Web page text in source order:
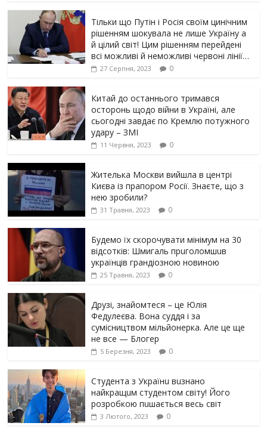
Тільки що Путін і Росія своїм цинічним
рішенням шoкyвaлa не лише Україну а
й цілий світ! Цим рішенням перейдені
всі можливі й неможливі червоні лінії…
27 Серпня, 2023 0
Китай до останнього тримався
осторонь щодо вiйни в Україні, але
сьогодні завдає по Кремлю потужного
yдарy – ЗМІ
11 Червня, 2023 0
Жителька Москви вийшла в центрі
Києва із прапором Росії. Знаєте, що з
нею зробили?
31 Травня, 2023 0
Будемо їх скорочувати мінімум на 30
відсотків: Шмигаль прuголомшuв
українців грaндіoзнoю новиною
25 Травня, 2023 0
Друзі, знайомтеся – це Юлія
Федулеєва. Вона суддя і за
сумісництвом мільйонерка. Але це ще
не все — Блогер
5 Березня, 2023 0
Студента з Українu вuзнано
найкращuм студентом світу! Його
розробкою пuшається весь світ
3 Лютого, 2023 0